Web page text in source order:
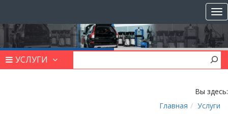
УСЛУГИ
Вы здесь:
Главная
Услуги